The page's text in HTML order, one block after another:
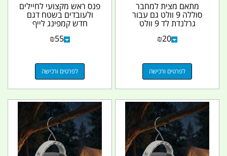
מתאם מצית למחבר
סוללה 9 וולט גם עבור
גרלנדת לד 9 וולט
₪20
לפרטים ורכישה
פנס ראש מקצועי לחיילים
ולעובדים בשטח דגם
חדש קמפינג לייף
₪55
לפרטים ורכישה